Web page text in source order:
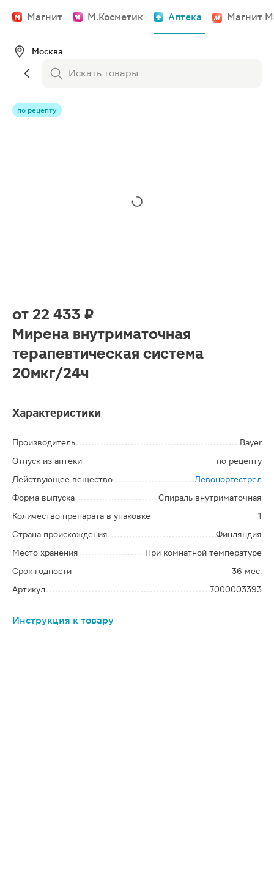
Магнит М.Косметик Аптека Магнит
Москва
по рецепту
от 22 433 ₽
Мирена внутриматочная
терапевтическая система
20мкг/24ч
Характеристики
Производитель
Bayer
Отпуск из аптеки
по рецепту
Действующее вещество
Левоноргестрел
Форма выпуска
Спираль внутриматочная
Количество препарата в упаковке
1
Страна происхождения
Финляндия
Место хранения
При комнатной температуре
Срок годности
36 мес.
Артикул
7000003393
Инструкция к товару